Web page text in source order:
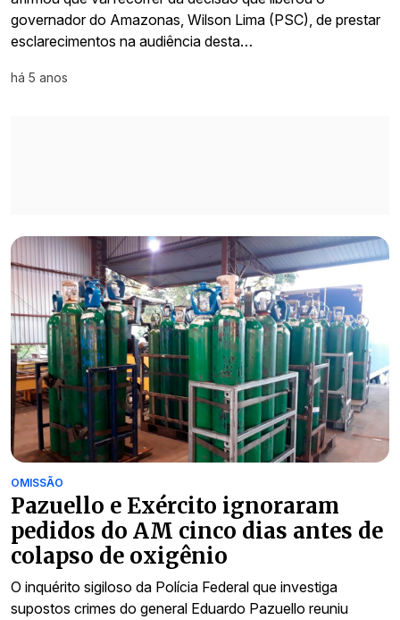
governador do Amazonas, Wilson Lima (PSC), de prestar
esclarecimentos na audiência desta…
há 5 anos
OMISSÃO
Pazuello e Exército ignoraram
pedidos do AM cinco dias antes de
colapso de oxigênio
O inquérito sigiloso da Polícia Federal que investiga
supostos crimes do general Eduardo Pazuello reuniu